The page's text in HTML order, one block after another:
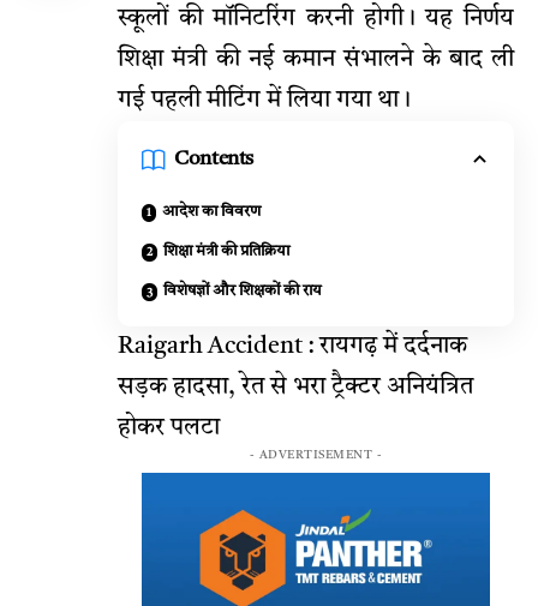
स्कूलों की मॉनिटरिंग करनी होगी। यह निर्णय
शिक्षा मंत्री की नई कमान संभालने के बाद ली
गई पहली मीटिंग में लिया गया था।
Contents
आदेश का विवरण
शिक्षा मंत्री की प्रतिक्रिया
विशेषज्ञों और शिक्षकों की राय
Raigarh Accident : रायगढ़ में दर्दनाक
सड़क हादसा, रेत से भरा ट्रैक्टर अनियंत्रित
होकर पलटा
- ADVERTISEMENT -